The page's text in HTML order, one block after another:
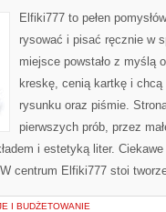
Elfiki777 to pełen
rysować i pisać ręcznie w
miejsce powstało z myślą
kreskę, cenią kartkę i chcą
rysunku oraz piśmie.
pierwszych prób, przez
i estetyką liter.
centrum Elfiki777 stoi
I BUDŻETOWANIE